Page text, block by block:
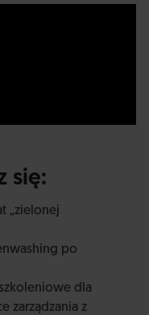
się:
„zielonej
po
dla
zarządzania z